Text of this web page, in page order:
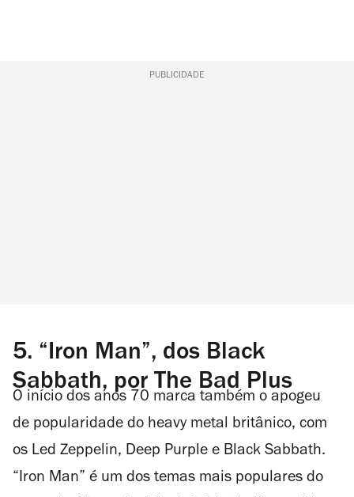
PUBLICIDADE
5. “Iron Man”, dos Black
Sabbath, por The Bad Plus
O início dos anos 70 marca também o apogeu
de popularidade do heavy metal britânico, com
os Led Zeppelin, Deep Purple e Black Sabbath.
“Iron Man” é um dos temas mais populares do